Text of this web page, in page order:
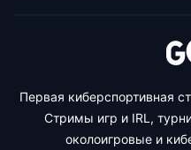
Первая киберспортивная
Стримы игр и IRL,
околоигровые и